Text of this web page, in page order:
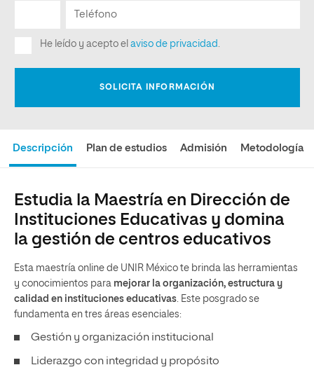
Descripción Plan de estudios Admisión Metodología
Estudia la Maestría en Dirección de
Instituciones Educativas y domina
la gestión de centros educativos
Esta maestría online de UNIR México te brinda las herramientas
y conocimientos para mejorar la organización, estructura y
calidad en instituciones educativas. Este posgrado se
fundamenta en tres áreas esenciales:
Gestión y organización institucional
Liderazgo con integridad y propósito